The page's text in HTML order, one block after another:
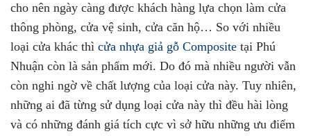
cho nên ngày càng được khách hàng lựa chọn làm cửa
thông phòng, cửa vệ sinh, cửa căn hộ… So với nhiều
loại cửa khác thì cửa nhựa giả gỗ Composite tại Phú
Nhuận còn là sản phẩm mới. Do đó mà nhiều người vẫn
còn nghi ngờ về chất lượng của loại cửa này. Tuy nhiên,
những ai đã từng sử dụng loại cửa này thì đều hài lòng
và có những đánh giá tích cực vì sở hữu những ưu điểm